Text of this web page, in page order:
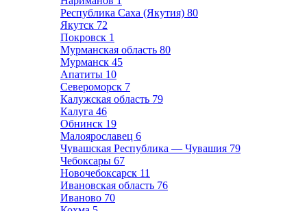
Республика Саха (Якутия) 80
Якутск 72
Покровск 1
Мурманская область 80
Мурманск 45
Апатиты 10
Североморск 7
Калужская область 79
Калуга 46
Обнинск 19
Малоярославец 6
Чувашская Республика — Чувашия 79
Чебоксары 67
Новочебоксарск 11
Ивановская область 76
Иваново 70